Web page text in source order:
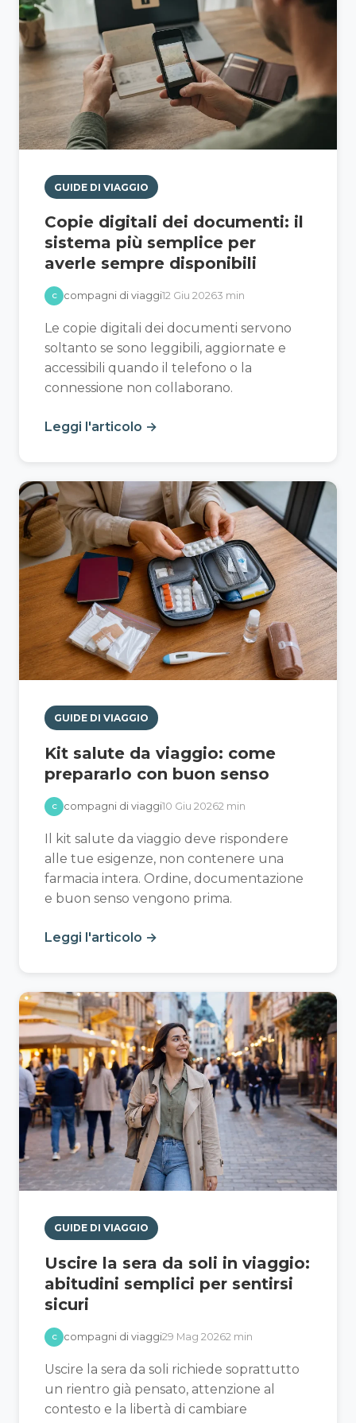
GUIDE DI VIAGGIO
Copie digitali dei documenti: il
sistema più semplice per
averle sempre disponibili
C compagni di viaggi12 Giu 20263 min
Le copie digitali dei documenti servono
soltanto se sono leggibili, aggiornate e
accessibili quando il telefono o la
connessione non collaborano.
Leggi l'articolo →
GUIDE DI VIAGGIO
Kit salute da viaggio: come
prepararlo con buon senso
C compagni di viaggi10 Giu 20262 min
Il kit salute da viaggio deve rispondere
alle tue esigenze, non contenere una
farmacia intera. Ordine, documentazione
e buon senso vengono prima.
Leggi l'articolo →
GUIDE DI VIAGGIO
Uscire la sera da soli in viaggio:
abitudini semplici per sentirsi
sicuri
C compagni di viaggi29 Mag 20262 min
Uscire la sera da soli richiede soprattutto
un rientro già pensato, attenzione al
contesto e la libertà di cambiare